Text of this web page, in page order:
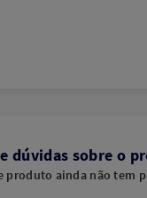
dúvidas sobre o
produto ainda não tem